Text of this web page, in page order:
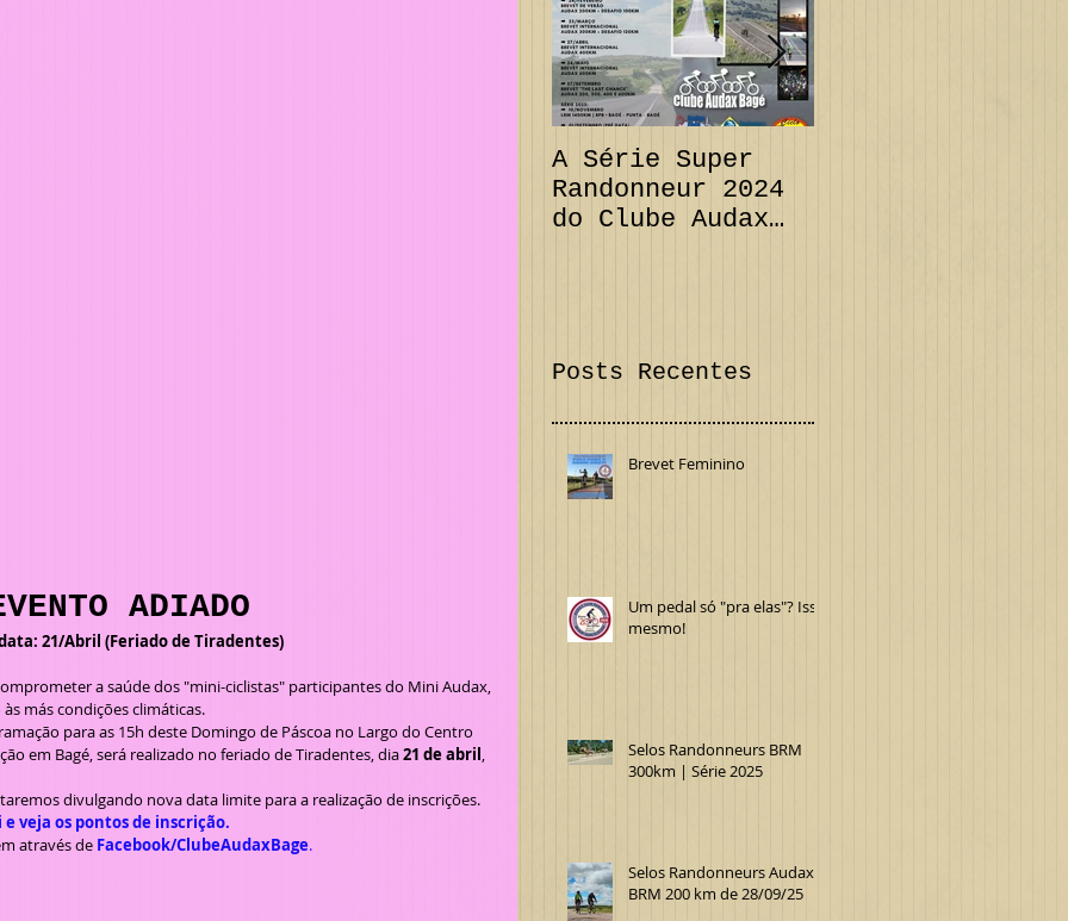
ADIADO
21/Abril (Feriado de Tiradentes)
más condições climáticas.
em Bagé, será realizado no feriado de Tiradentes, dia 21 de abril,
veja os pontos de inscrição.
através de
Facebook/ClubeAudaxBage.
A Série Super
Randonneur 2024
do Clube Audax
Posts Recentes
Brevet Feminino
Um pedal só "pra elas"? Isso
mesmo!
Selos Randonneurs BRM
300km | Série 2025
Selos Randonneurs Audax
BRM 200 km de 28/09/25